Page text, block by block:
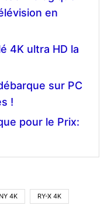
en
4K ultra HD la
sur PC
!
pour le Prix:
4K RY-X 4K